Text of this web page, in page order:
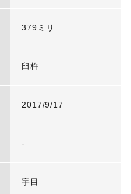
379ミリ
臼杵
2017/9/17
-
宇目